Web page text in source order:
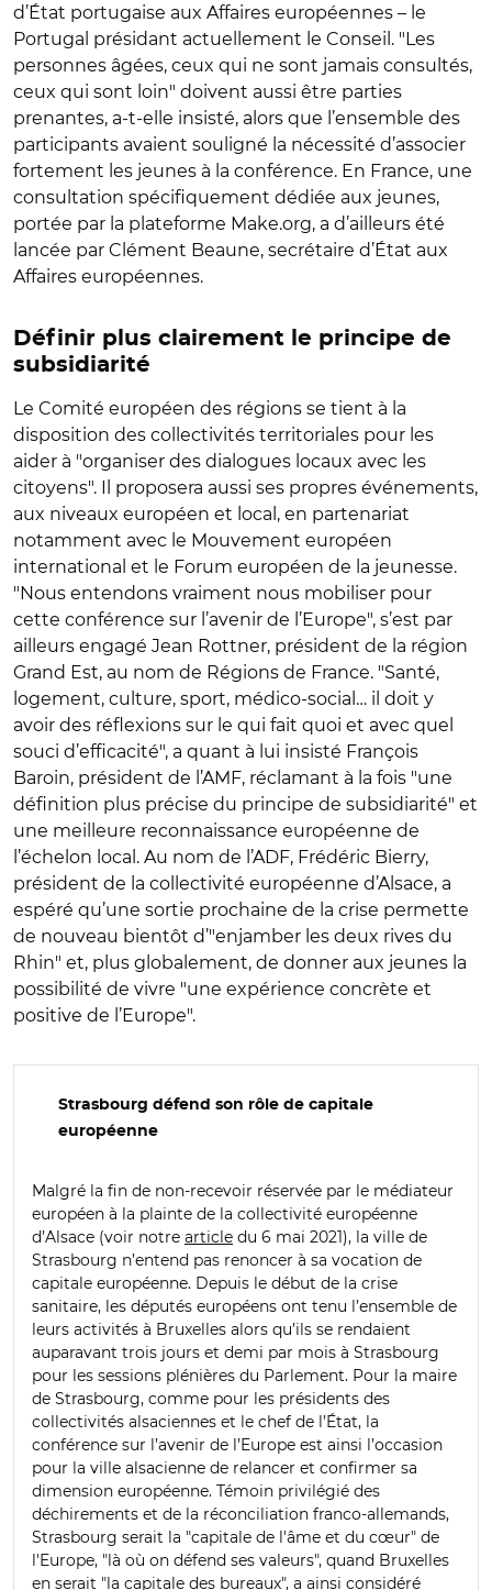
d’État portugaise aux Affaires européennes – le
Portugal présidant actuellement le Conseil. "Les
personnes âgées, ceux qui ne sont jamais consultés,
ceux qui sont loin" doivent aussi être parties
prenantes, a-t-elle insisté, alors que l’ensemble des
participants avaient souligné la nécessité d’associer
fortement les jeunes à la conférence. En France, une
consultation spécifiquement dédiée aux jeunes,
portée par la plateforme Make.org, a d’ailleurs été
lancée par Clément Beaune, secrétaire d’État aux
Affaires européennes.
Définir plus clairement le principe de
subsidiarité
Le Comité européen des régions se tient à la
disposition des collectivités territoriales pour les
aider à "organiser des dialogues locaux avec les
citoyens". Il proposera aussi ses propres événements,
aux niveaux européen et local, en partenariat
notamment avec le Mouvement européen
international et le Forum européen de la jeunesse.
"Nous entendons vraiment nous mobiliser pour
cette conférence sur l’avenir de l’Europe", s’est par
ailleurs engagé Jean Rottner, président de la région
Grand Est, au nom de Régions de France. "Santé,
logement, culture, sport, médico-social… il doit y
avoir des réflexions sur le qui fait quoi et avec quel
souci d’efficacité", a quant à lui insisté François
Baroin, président de l’AMF, réclamant à la fois "une
définition plus précise du principe de subsidiarité" et
une meilleure reconnaissance européenne de
l’échelon local. Au nom de l’ADF, Frédéric Bierry,
président de la collectivité européenne d’Alsace, a
espéré qu’une sortie prochaine de la crise permette
de nouveau bientôt d’"enjamber les deux rives du
Rhin" et, plus globalement, de donner aux jeunes la
possibilité de vivre "une expérience concrète et
positive de l’Europe".
Strasbourg défend son rôle de capitale
européenne
Malgré la fin de non-recevoir réservée par le médiateur
européen à la plainte de la collectivité européenne
d’Alsace (voir notre article du 6 mai 2021), la ville de
Strasbourg n’entend pas renoncer à sa vocation de
capitale européenne. Depuis le début de la crise
sanitaire, les députés européens ont tenu l’ensemble de
leurs activités à Bruxelles alors qu’ils se rendaient
auparavant trois jours et demi par mois à Strasbourg
pour les sessions plénières du Parlement. Pour la maire
de Strasbourg, comme pour les présidents des
collectivités alsaciennes et le chef de l’État, la
conférence sur l’avenir de l’Europe est ainsi l’occasion
pour la ville alsacienne de relancer et confirmer sa
dimension européenne. Témoin privilégié des
déchirements et de la réconciliation franco-allemands,
Strasbourg serait la "capitale de l'âme et du cœur" de
l'Europe, "là où on défend ses valeurs", quand Bruxelles
en serait "la capitale des bureaux", a ainsi considéré